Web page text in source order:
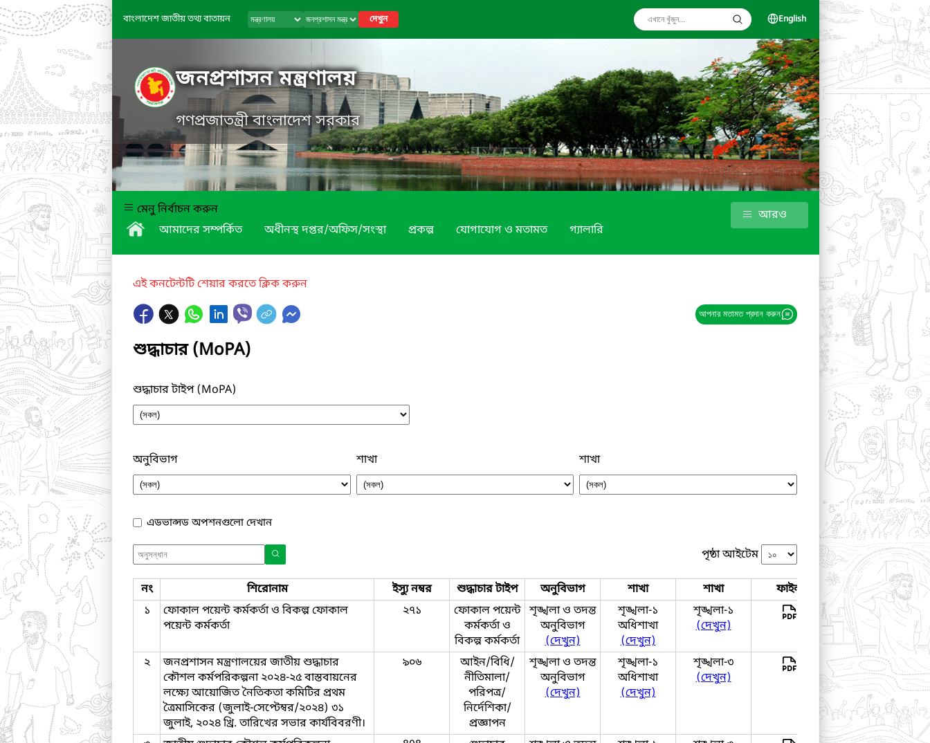
বাংলাদেশ জাতীয় তথ্য বাতায়ন দেখুন English
জনপ্রশাসন মন্ত্রণালয়
গণপ্রজাতন্ত্রী বাংলাদেশ সরকার
মেনু নির্বাচন করুন
আমাদের সম্পর্কিত
অধীনস্থ দপ্তর/অফিস/সংস্থা প্রকল্প যোগাযোগ ও মতামত গ্যালারি
আরও
এই কনটেন্টটি শেয়ার করতে ক্লিক করুন
আপনার মতামত প্রদান করুন
শুদ্ধাচার (MoPA)
শুদ্ধাচার টাইপ (MoPA)
অনুবিভাগ শাখা শাখা
এডভান্সড অপশনগুলো দেখান
পৃষ্ঠা আইটেম
নং শিরোনাম ইস্যু নম্বর শুদ্ধাচার টাইপ অনুবিভাগ শাখা শাখা ফাইল
কার্যকলাপ
১
ফোকাল পয়েন্ট কর্মকর্তা ও বিকল্প ফোকাল
পয়েন্ট কর্মকর্তা
২৭১
ফোকাল পয়েন্ট
কর্মকর্তা ও
বিকল্প কর্মকর্তা
শৃঙ্খলা ও তদন্ত
অনুবিভাগ
(দেখুন)
শৃঙ্খলা-১
অধিশাখা
(দেখুন)
শৃঙ্খলা-১
(দেখুন)
দেখুন
২
জনপ্রশাসন মন্ত্রণালয়ের জাতীয় শুদ্ধাচার
কৌশল কর্মপরিকল্পনা ২০২৪-২৫ বাস্তবায়নের
লক্ষ্যে আয়োজিত নৈতিকতা কমিটির প্রথম
ত্রৈমাসিকের (জুলাই-সেপ্টেম্বর/২০২৪) ৩১
জুলাই, ২০২৪ খ্রি. তারিখের সভার কার্যবিবরণী।
৯০৬
আইন/বিধি/
নীতিমালা/
পরিপত্র/
নির্দেশিকা/
প্রজ্ঞাপন
শৃঙ্খলা ও তদন্ত
অনুবিভাগ
(দেখুন)
শৃঙ্খলা-১
অধিশাখা
(দেখুন)
শৃঙ্খলা-৩
(দেখুন)
দেখুন